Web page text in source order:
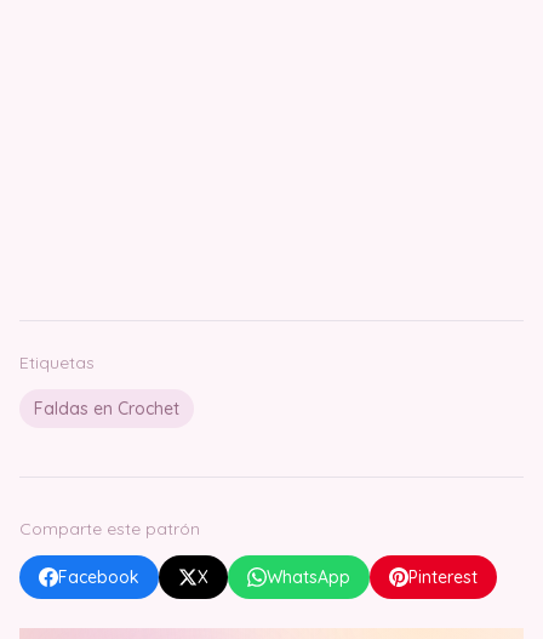
Etiquetas
Faldas en Crochet
Comparte este patrón
Facebook X WhatsApp Pinterest